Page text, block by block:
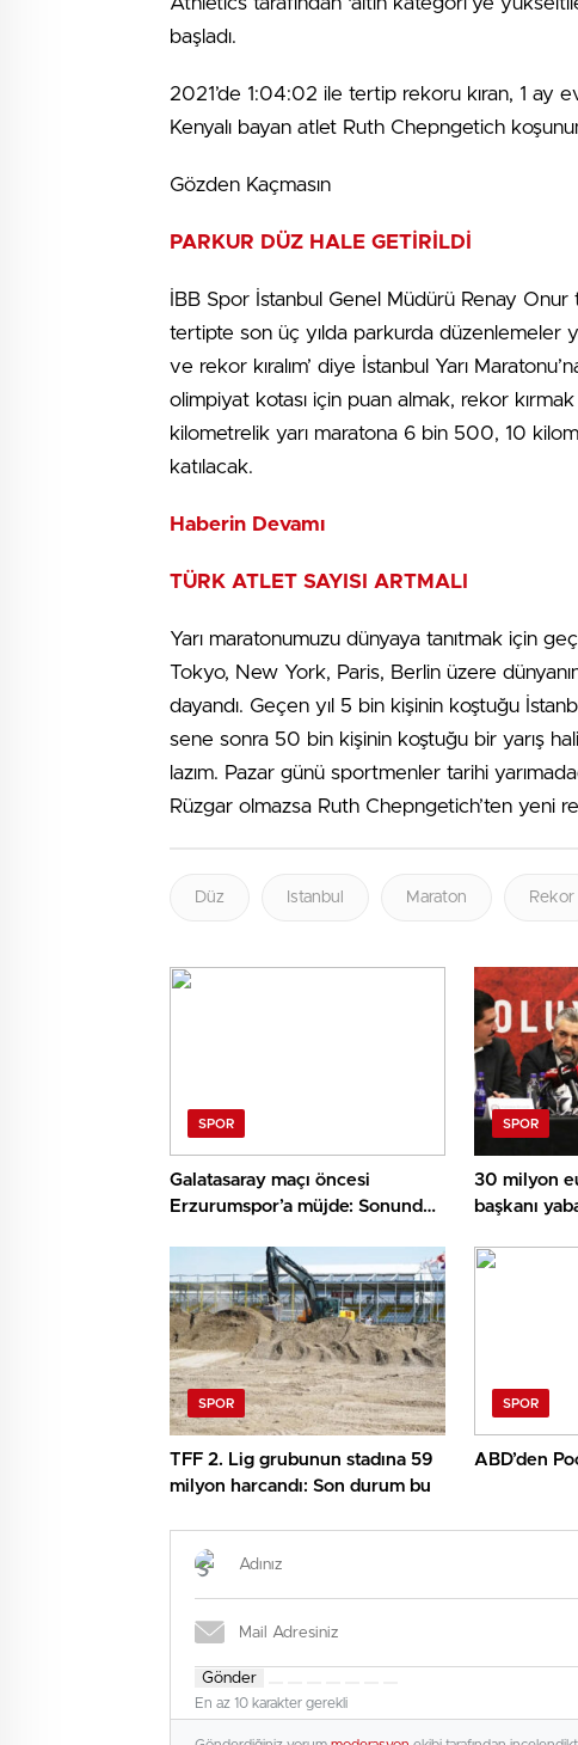
başladı.
2021’de 1:04:02 ile tertip rekoru kıran, 1 ay
Kenyalı bayan atlet Ruth Chepngetich
Gözden Kaçmasın
PARKUR DÜZ HALE GETİRİLDİ
İBB Spor İstanbul Genel Müdürü Renay Onur
tertipte son üç yılda parkurda düzenlemeler
ve rekor kıralım’ diye İstanbul Yarı
olimpiyat kotası için puan almak, rekor
kilometrelik yarı maratona 6 bin 500, 10
katılacak.
Haberin Devamı
TÜRK ATLET SAYISI ARTMALI
Yarı maratonumuzu dünyaya tanıtmak için
Tokyo, New York, Paris, Berlin üzere
dayandı. Geçen yıl 5 bin kişinin koştuğu
sene sonra 50 bin kişinin koştuğu bir yarış
lazım. Pazar günü sportmenler tarihi
Rüzgar olmazsa Ruth Chepngetich’ten yeni
Düz Istanbul Maraton Rekor
SPOR
Galatasaray maçı öncesi
Erzurumspor’a müjde: Sonunda
SPOR
30 milyon
başkanı
yapacak!
SPOR
TFF 2. Lig grubunun stadına 59
milyon harcandı: Son durum bu
SPOR
ABD’den
Gönder
En az 10 karakter gerekli